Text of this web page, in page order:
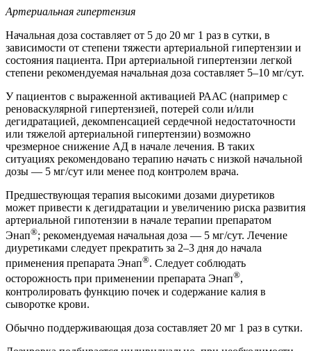
Артериальная гипертензия
Начальная доза составляет от 5 до 20 мг 1 раз в сутки, в
зависимости от степени тяжести артериальной гипертензии и
состояния пациента. При артериальной гипертензии легкой
степени рекомендуемая начальная доза составляет 5–10 мг/сут.
У пациентов с выраженной активацией РААС (например с
реноваскулярной гипертензией, потерей соли и/или
дегидратацией, декомпенсацией сердечной недостаточности
или тяжелой артериальной гипертензии) возможно
чрезмерное снижение АД в начале лечения. В таких
ситуациях рекомендовано терапию начать с низкой начальной
дозы — 5 мг/сут или менее под контролем врача.
Предшествующая терапия высокими дозами диуретиков
может привести к дегидратации и увеличению риска развития
артериальной гипотензии в начале терапии препаратом
Энап®; рекомендуемая начальная доза — 5 мг/сут. Лечение
диуретиками следует прекратить за 2–3 дня до начала
применения препарата Энап®. Следует соблюдать
осторожность при применении препарата Энап®,
контролировать функцию почек и содержание калия в
сыворотке крови.
Обычно поддерживающая доза составляет 20 мг 1 раз в сутки.